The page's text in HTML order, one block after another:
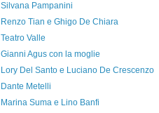
Silvana Pampanini
Renzo Tian e Ghigo De Chiara
Teatro Valle
Gianni Agus con la moglie
Lory Del Santo e Luciano De Crescenzo
Dante Metelli
Marina Suma e Lino Banfi